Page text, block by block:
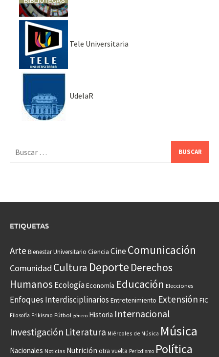
Tele Universitaria
UdelaR
ETIQUETAS
Arte Bienestar Universitario Ciencia CineComunicación
Comunidad Cultura Deporte Derechos
Humanos EcologíaEconomía Educación Elecciones
Enfoques Interdisciplinarios Entretenimiento Extensión FIC
Filosofía Frikismo Fútbol género Historia Internacional
Investigación Literatura Miércoles de Música Música
Nacionales Noticias Nutrición otra vuelta Periodismo Política